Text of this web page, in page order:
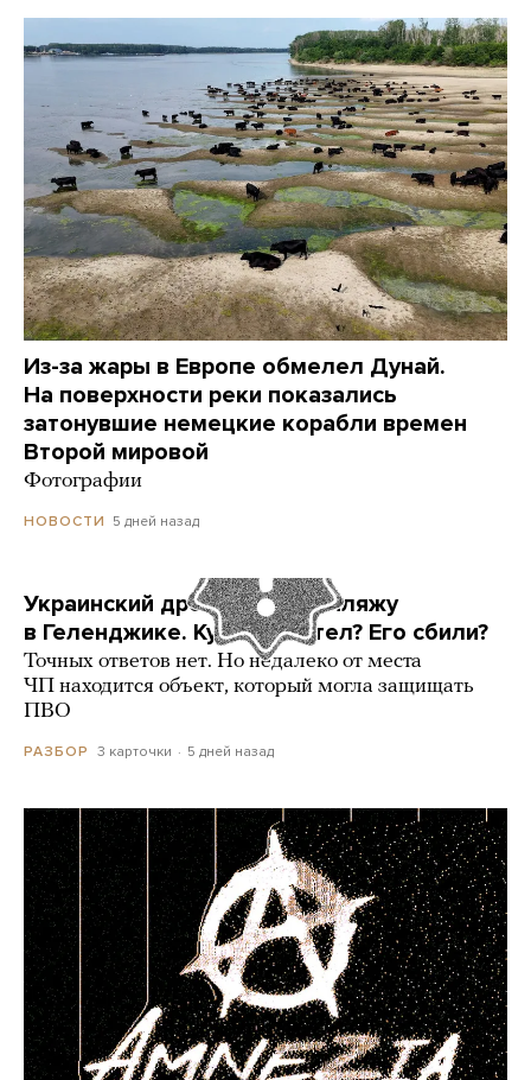
Из-за жары в Европе обмелел Дунай.
На поверхности реки показались
затонувшие немецкие корабли времен
Второй мировой
Фотографии
НОВОСТИ 5 дней назад
Украинский дрон попал по пляжу
в Геленджике. Куда он летел? Его сбили?
Точных ответов нет. Но недалеко от места
ЧП находится объект, который могла защищать
ПВО
РАЗБОР 3 карточки 5 дней назад